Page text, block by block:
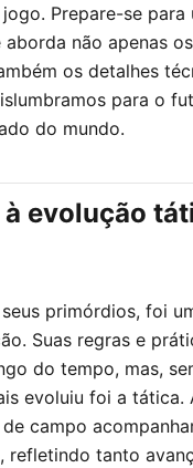
Prepare-se para
não apenas
os detalhes
para o
do mundo.
evolução
primórdios, foi
Suas regras e
do tempo, mas,
evoluiu foi a tática.
campo
refletindo tanto